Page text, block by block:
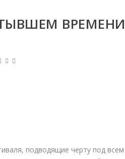
ВРЕМЕНИ
подводящие черту под всем